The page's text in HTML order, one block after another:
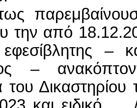
την από
–
–
του